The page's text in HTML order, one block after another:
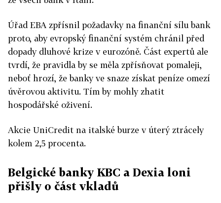
Úřad EBA zpřísnil požadavky na finanční sílu bank
proto, aby evropský finanční systém chránil před
dopady dluhové krize v eurozóně. Část expertů ale
tvrdí, že pravidla by se měla zpřísňovat pomaleji,
neboť hrozí, že banky ve snaze získat peníze omezí
úvěrovou aktivitu. Tím by mohly zhatit
hospodářské oživení.
Akcie UniCredit na italské burze v úterý ztrácely
kolem 2,5 procenta.
Belgické banky KBC a Dexia loni
přišly o část vkladů